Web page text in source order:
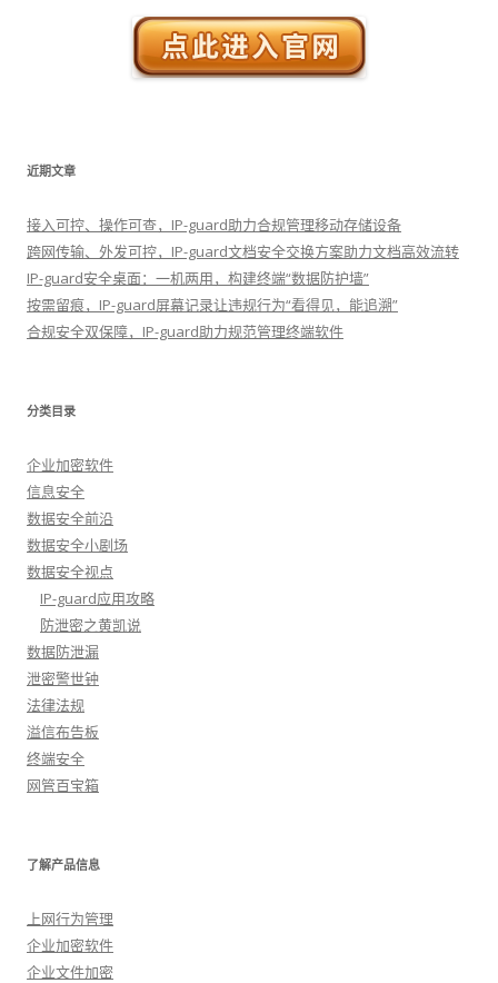
近期文章
接入可控、操作可查，IP-guard助力合规管理移动存储设备
跨网传输、外发可控，IP-guard文档安全交换方案助力文档高效流转
IP-guard安全桌面：一机两用，构建终端“数据防护墙”
按需留痕，IP-guard屏幕记录让违规行为“看得见，能追溯”
合规安全双保障，IP-guard助力规范管理终端软件
分类目录
企业加密软件
信息安全
数据安全前沿
数据安全小剧场
数据安全视点
IP-guard应用攻略
防泄密之黄凯说
数据防泄漏
泄密警世钟
法律法规
溢信布告板
终端安全
网管百宝箱
了解产品信息
上网行为管理
企业加密软件
企业文件加密